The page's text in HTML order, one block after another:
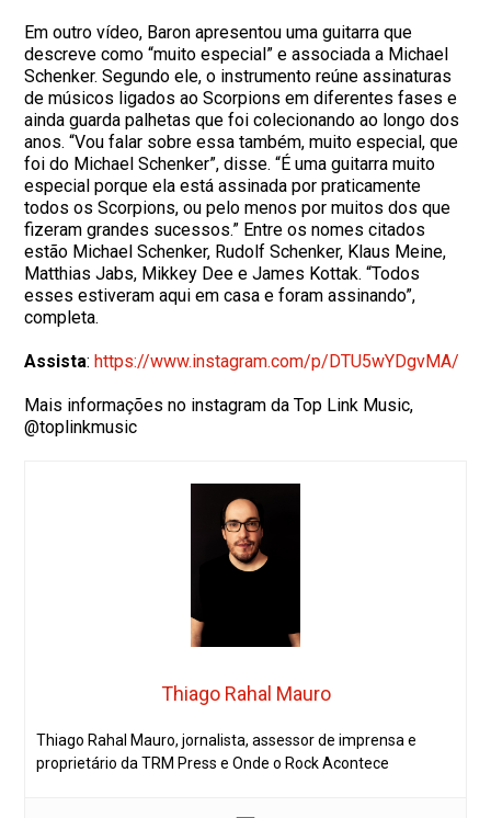
Em outro vídeo, Baron apresentou uma guitarra que
descreve como “muito especial” e associada a Michael
Schenker. Segundo ele, o instrumento reúne assinaturas
de músicos ligados ao Scorpions em diferentes fases e
ainda guarda palhetas que foi colecionando ao longo dos
anos. “Vou falar sobre essa também, muito especial, que
foi do Michael Schenker”, disse. “É uma guitarra muito
especial porque ela está assinada por praticamente
todos os Scorpions, ou pelo menos por muitos dos que
fizeram grandes sucessos.” Entre os nomes citados
estão Michael Schenker, Rudolf Schenker, Klaus Meine,
Matthias Jabs, Mikkey Dee e James Kottak. “Todos
esses estiveram aqui em casa e foram assinando”,
completa.
Assista:https://www.instagram.com/p/DTU5wYDgvMA/
Mais informações no instagram da Top Link Music,
@toplinkmusic
Thiago Rahal Mauro
Thiago Rahal Mauro, jornalista, assessor de imprensa e
proprietário da TRM Press e Onde o Rock Acontece